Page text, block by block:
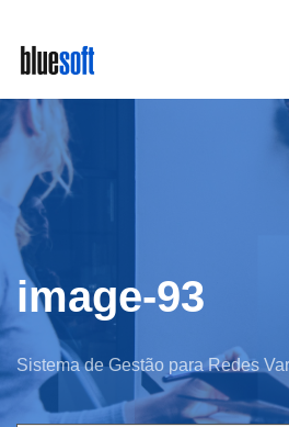
main
content
image-93
Sistema de Gestão para Redes